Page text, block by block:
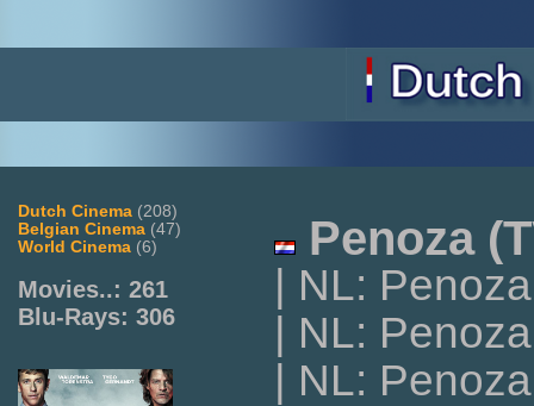
Dutch Cinema (208)
Belgian Cinema (47)
World Cinema (6)
Movies..: 261
Blu-Rays: 306
Penoza
| NL:
| NL:
| NL: